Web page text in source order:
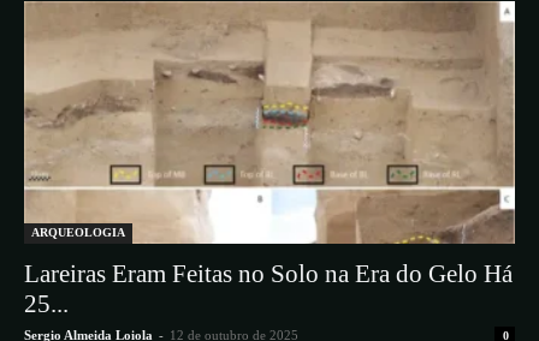
ARQUEOLOGIA
Lareiras Eram Feitas no Solo na Era do Gelo Há
25...
Sergio Almeida Loiola - 12 de outubro de 2025 0